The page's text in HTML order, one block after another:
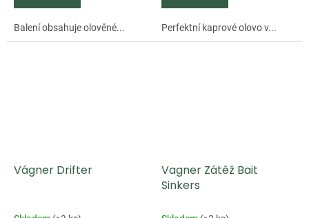
Balení obsahuje olověné... Perfektní kaprové olovo v...
Vágner Drifter
Vagner Zátěž Bait
Sinkers